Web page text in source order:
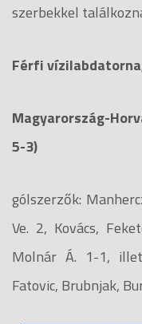
szerbekkel
Férfi
Magyarország-
5-3)
gólszerzők:
Ve. 2, Kovács,
Molnár Á. 1-1,
Fatovic, Brubnjak,